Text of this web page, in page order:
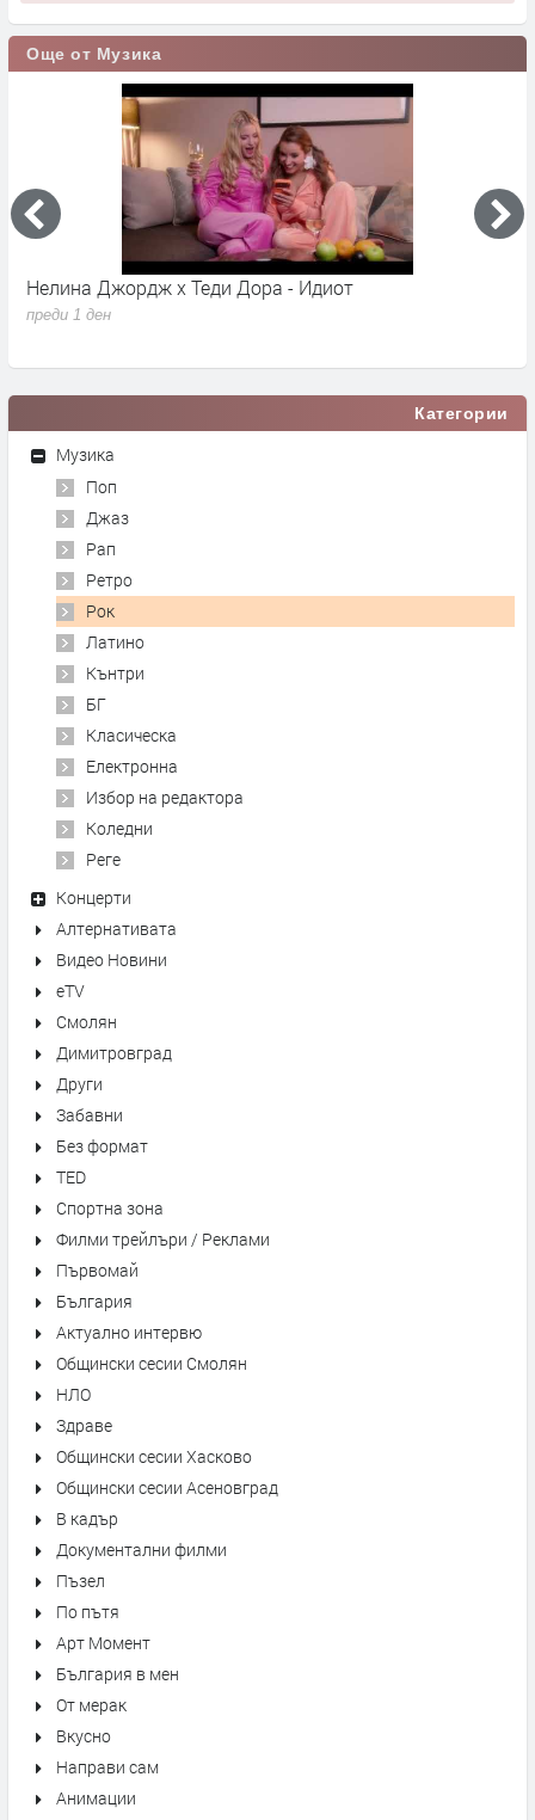
Още от Музика
Нелина Джордж x Теди Дора - Идиот
преди 1 ден
Категории
Музика
Поп
Джаз
Рап
Ретро
Рок
Латино
Кънтри
БГ
Класическа
Електронна
Избор на редактора
Коледни
Реге
Концерти
Алтернативата
Видео Новини
eTV
Смолян
Димитровград
Други
Забавни
Без формат
TED
Спортна зона
Филми трейлъри / Реклами
Първомай
България
Актуално интервю
Общински сесии Смолян
НЛО
Здраве
Общински сесии Хасково
Общински сесии Асеновград
В кадър
Документални филми
Пъзел
По пътя
Арт Момент
България в мен
От мерак
Вкусно
Направи сам
Анимации